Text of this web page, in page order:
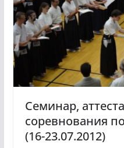
Семинар,
соревнования
(16-23.07.2012)